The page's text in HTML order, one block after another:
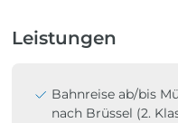
Leistungen
Bahnreise ab/bis
nach Brüssel (2.